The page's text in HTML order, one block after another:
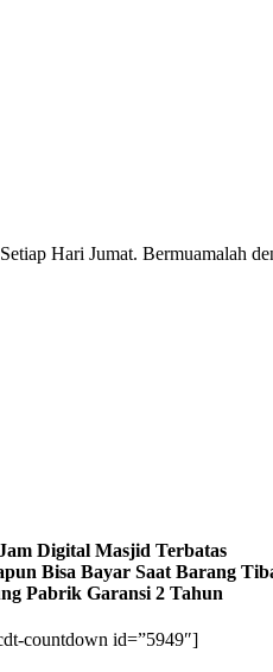
Hari Jumat. Bermuamalah
Digital Masjid Terbatas
Bisa Bayar Saat Barang
Pabrik Garansi 2 Tahun
countdown id=”5949″]